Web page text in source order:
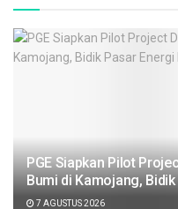
PGE Siapkan Pilot
Bumi di Kamojang,
7 AGUSTUS 2026